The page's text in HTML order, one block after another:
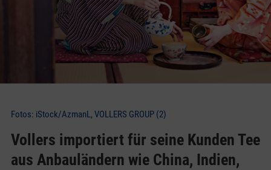
Vollers importiert für seine Kunden Tee
aus Anbauländern wie China, Indien,
Fotos: iStock/AzmanL, VOLLERS GROUP (2)